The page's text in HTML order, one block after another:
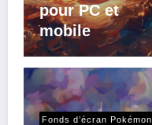
pour PC et
mobile
Fonds d’écran Pokémon